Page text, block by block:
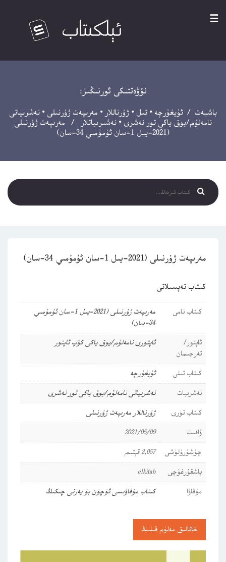
☰
نۆۋەتتىكى ئورنىڭىز:
باشبەت / ئۇيغۇرچە • تىل • ژۇرناللار • مەرىپەت ژۇرنىلى • نەشرىياتى
نامەلۇم/يوق ياكى تور نەشرى • نەشىرىياتلار / مەرىپەت ژۇرنىلى
(2021-يىل 1-سان ئۇمۇمىي 34-سان)
مەرىپەت ژۇرنىلى (2021-يىل 1-سان ئۇمۇمىي 34-سان)
كىتاب تەپسىلاتى
كىتاب نامى
مەرىپەت ژۇرنىلى (2021-يىل 1-سان ئۇمۇمىي
34-سان)
ئاپتور/
تەرجىمان
ئاپتورى نامەلۇم/يوق ياكى كۆپ ئاپتور
كىتاب تىلى
ئۇيغۇرچە
نەشرىيات
نەشرىياتى نامەلۇم/يوق ياكى تور نەشرى
كىتاب تۈرى
ژۇرناللار مەرىپەت ژۇرنىلى
ۋاقىت
2021/05/09
چۈشۈرۈلۈشى
2,057 قېتىم
باشقۇرغۇچى
elkitab
مۇقاۋا
كىتاب مۇقاۋىسى ئۈچۈن بۇ يەرنى چىكىڭ
خاتالىق مەلۇم قىلىڭ